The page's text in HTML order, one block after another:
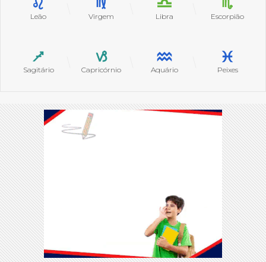
Leão Virgem Libra Escorpião
Sagitário Capricórnio Aquário Peixes